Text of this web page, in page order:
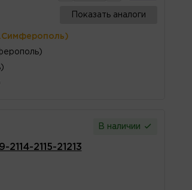
Показать аналоги
В наличии
2115-21213